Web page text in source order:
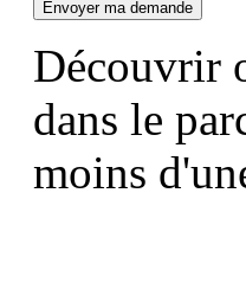
Découvrir
dans le
moins